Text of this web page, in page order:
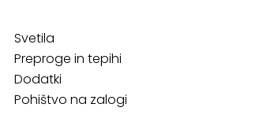
Svetila
Preproge in tepihi
Dodatki
Pohištvo na zalogi